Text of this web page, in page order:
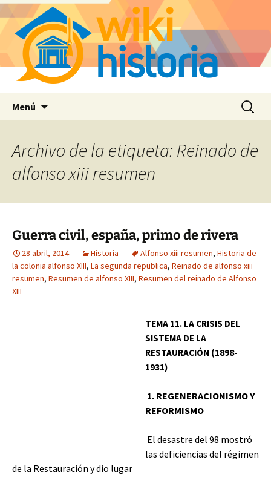
Menú Buscar:
Archivo de la etiqueta: Reinado de
alfonso xiii resumen
Guerra civil, españa, primo de rivera
28 abril, 2014 Historia Alfonso xiii resumen, Historia de
la colonia alfonso XIII, La segunda republica, Reinado de alfonso xiii
resumen, Resumen de alfonso XIII, Resumen del reinado de Alfonso
XIII
TEMA 11. LA CRISIS DEL
SISTEMA DE LA
RESTAURACIÓN (1898-
1931)
1. REGENERACIONISMO Y
REFORMISMO
El desastre del 98 mostró
las deficiencias del régimen
de la Restauración y dio lugar